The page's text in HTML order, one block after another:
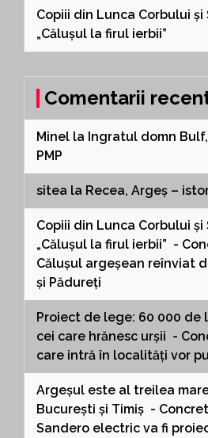
Copiii din Lunca Corbului
„Călușul la firul ierbii”
Comentarii
Minel la Ingratul domn
PMP
sitea la Recea, Argeș –
Copiii din Lunca Corbului
„Călușul la firul ierbii” -
Călușul argeșean reînviat
și Pădureți
Proiect de lege: 60 000 de
cei care hrănesc urșii -
care intră în localități vor
Argeșul este al treilea
București și Timiș -
Sandero electric va fi